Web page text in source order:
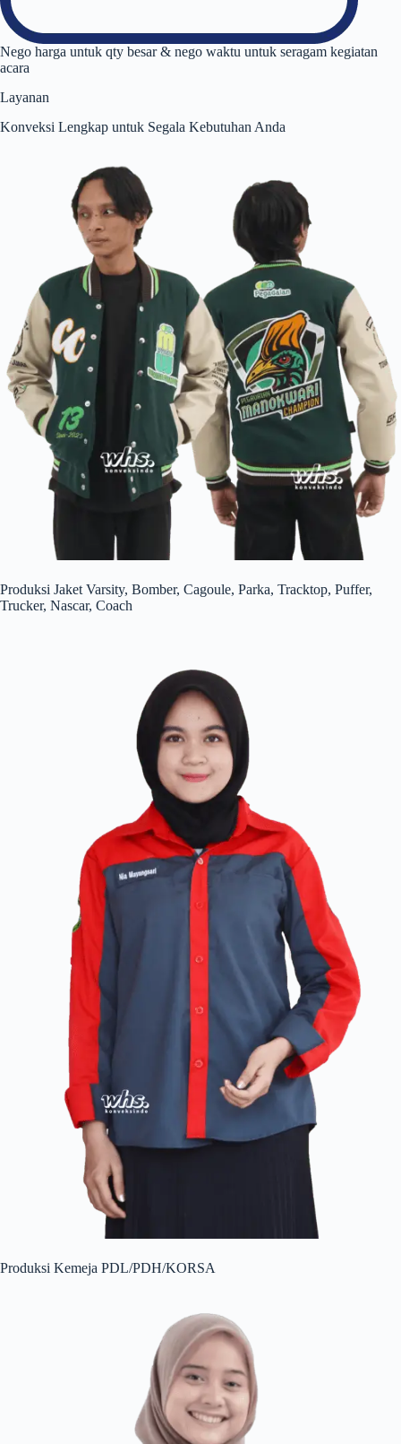
Nego harga untuk qty besar & nego waktu untuk seragam kegiatan
acara
Layanan
Konveksi Lengkap untuk Segala Kebutuhan Anda
Produksi Jaket Varsity, Bomber, Cagoule, Parka, Tracktop, Puffer,
Trucker, Nascar, Coach
Produksi Kemeja PDL/PDH/KORSA